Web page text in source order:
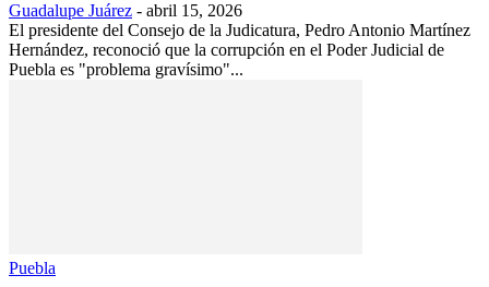
Guadalupe Juárez - abril 15, 2026
El presidente del Consejo de la Judicatura, Pedro Antonio Martínez
Hernández, reconoció que la corrupción en el Poder Judicial de
Puebla es "problema gravísimo"...
Puebla